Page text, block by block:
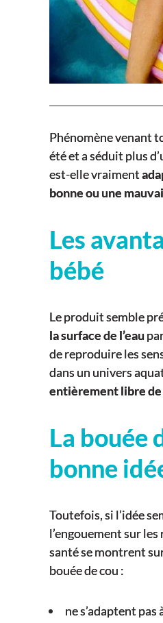
Phénomène venant
été et a séduit plus
est-elle vraiment
bonne ou une
Les
bébé
Le produit semble
la surface de l’eau
de reproduire les
dans un univers
entièrement libre
La bouée
bonne
Toutefois, si l’idée
l’engouement sur
santé se montrent
bouée de cou :
ne s’adaptent